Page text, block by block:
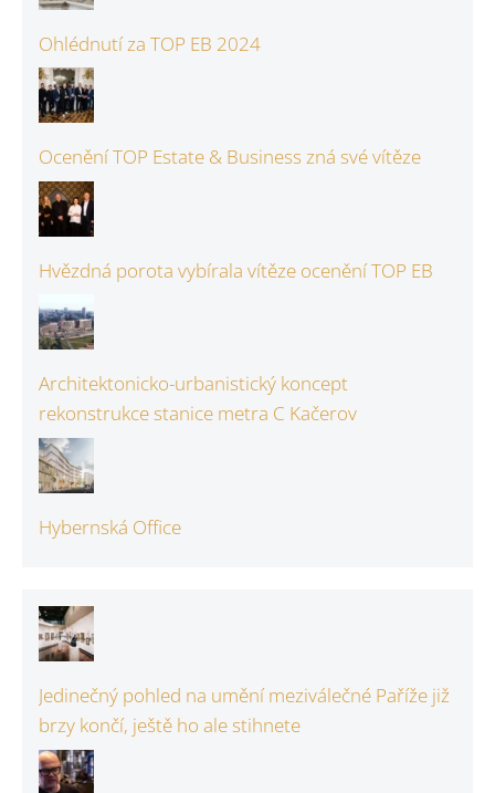
Ohlédnutí za TOP EB 2024
Ocenění TOP Estate & Business zná své vítěze
Hvězdná porota vybírala vítěze ocenění TOP EB
Architektonicko-urbanistický koncept
rekonstrukce stanice metra C Kačerov
Hybernská Office
Jedinečný pohled na umění meziválečné Paříže již
brzy končí, ještě ho ale stihnete